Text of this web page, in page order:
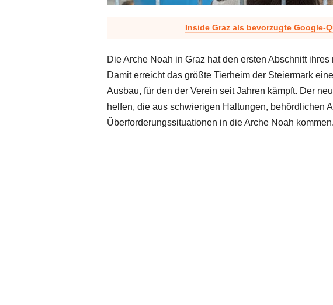
Inside Graz als bevorzugte Google-
Die Arche Noah in Graz hat den ersten Abschnitt
Damit erreicht das größte Tierheim der Steiermark
Ausbau, für den der Verein seit Jahren kämpft. Der
helfen, die aus schwierigen Haltungen, behördlichen
Überforderungssituationen in die Arche Noah kommen.